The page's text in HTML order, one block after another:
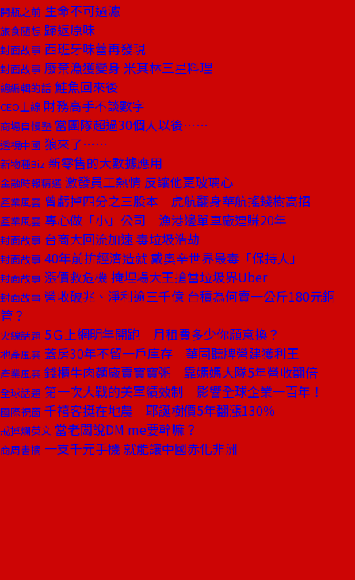
開瓶之前 生命不可過濾
旅食隨想 歸返原味
封面故事 西班牙味蕾再發現
封面故事 廢棄漁獲變身 米其林三星料理
總編輯的話 鮭魚回來後
CEO上線 財務高手不談數字
商場自慢塾 當團隊超過30個人以後……
透視中國 狼來了……
新物種Biz 新零售的大數據應用
金融時報精選 激發員工熱情 反讓他更玻璃心
產業風雲 曾虧掉四分之三股本 虎航翻身華航搖錢樹高招
產業風雲 專心做「小」公司 漁港邊單車廠連賺20年
封面故事 台商大回流加速 毒垃圾浩劫
封面故事 40年前拚經濟造就 戴奧辛世界最毒「保持人」
封面故事 漲價救危機 掩埋場大王搶當垃圾界Uber
封面故事 營收破兆、淨利逾三千億 台積為何賣一公斤180元銅
管？
火線話題 5Ｇ上網明年開跑 月租費多少你願意換？
地產風雲 蓋房30年不留一戶庫存 華固聽牌營建獲利王
產業風雲 錢櫃牛肉麵廠賣寶寶粥 靠媽媽大隊5年營收翻倍
全球話題 第一次大戰的美軍績效制 影響全球企業一百年！
國際視窗 千禧客挺在地農 耶誕樹價5年翻漲130％
戒掉爛英文 當老闆說DM me要幹嘛？
商周書摘 一支千元手機 就能讓中國赤化非洲